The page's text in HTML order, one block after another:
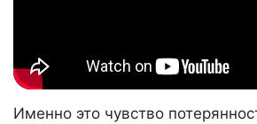
Именно это чувство